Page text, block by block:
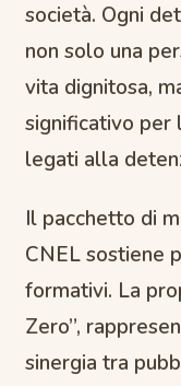
società. Ogni
non solo una
vita dignitosa,
significativo per
legati alla
Il pacchetto di
CNEL sostiene
formativi. La
Zero”,
sinergia tra